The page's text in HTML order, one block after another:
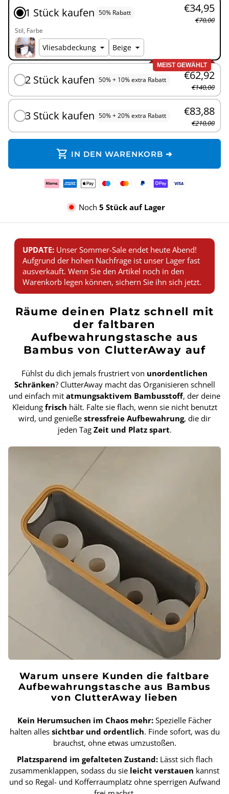
1 Stück kaufen 50% Rabatt €34,95
€70,00
Stil Farbe
MEIST GEWÄHLT
2 Stück kaufen 50% + 10% extra Rabatt €62,92
€140,00
3 Stück kaufen 50% + 20% extra Rabatt €83,88
€210,00
shopping_cart IN DEN WARENKORB ➔
Zahlungsmethoden
Noch 5 Stück auf Lager
UPDATE: Unser Sommer-Sale endet heute Abend!
Aufgrund der hohen Nachfrage ist unser Lager fast
ausverkauft. Wenn Sie den Artikel noch in den
Warenkorb legen können, sichern Sie ihn sich jetzt.
Räume deinen Platz schnell mit
der faltbaren
Aufbewahrungstasche aus
Bambus von ClutterAway auf
Fühlst du dich jemals frustriert von unordentlichen
Schränken? ClutterAway macht das Organisieren schnell
und einfach mit atmungsaktivem Bambusstoff, der deine
Kleidung frisch hält. Falte sie flach, wenn sie nicht benutzt
wird, und genieße stressfreie Aufbewahrung, die dir
jeden Tag Zeit und Platz spart.
Warum unsere Kunden die faltbare
Aufbewahrungstasche aus Bambus
von ClutterAway lieben
Kein Herumsuchen im Chaos mehr: Spezielle Fächer
halten alles sichtbar und ordentlich. Finde sofort, was du
brauchst, ohne etwas umzustoßen.
Platzsparend im gefalteten Zustand:Lässt sich flach
zusammenklappen, sodass du sie leicht verstauen kannst
und so Regal- und Kofferraumplatz ohne sperrigen Aufwand